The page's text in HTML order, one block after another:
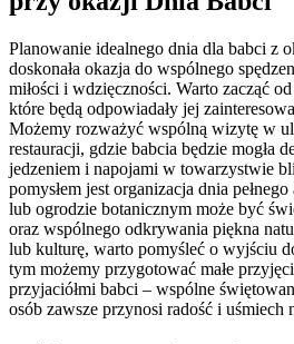
Planowanie idealnego dnia dla babci z
doskonała okazja do wspólnego
miłości i wdzięczności. Warto zacząć
które będą odpowiadały jej
Możemy rozważyć wspólną wizytę w
restauracji, gdzie babcia będzie mogła
jedzeniem i napojami w towarzystwie
pomysłem jest organizacja dnia
lub ogrodzie botanicznym może być
oraz wspólnego odkrywania piękna
lub kulturę, warto pomyśleć o wyjściu
tym możemy przygotować małe
przyjaciółmi babci – wspólne
osób zawsze przynosi radość i uśmiech